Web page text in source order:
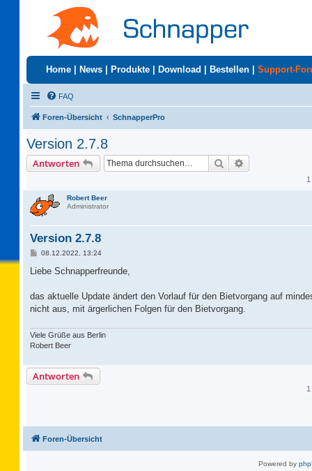
Home News Produkte Download Bestellen Support-
FAQ
Foren-Übersicht SchnapperPro
Version 2.7.8
Antworten Suche
Robert Beer
Administrator
Version 2.7.8
B
i
a
08.12.2022, 13:24
Liebe Schnapperfreunde,
das aktuelle Update ändert den Vorlauf für den Bietvorgang auf
nicht aus, mit ärgerlichen Folgen für den Bietvorgang.
Viele Grüße aus Berlin
Robert Beer
Antworten
Foren-Übersicht
Powered by